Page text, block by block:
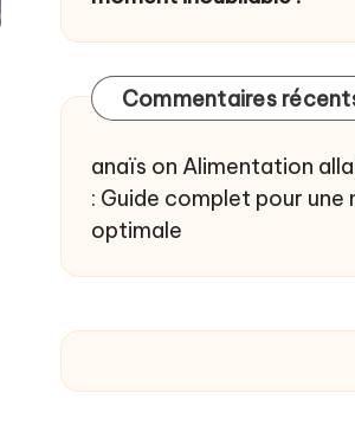
Commentaires
anaïs on Alimentation
: Guide complet pour une
optimale